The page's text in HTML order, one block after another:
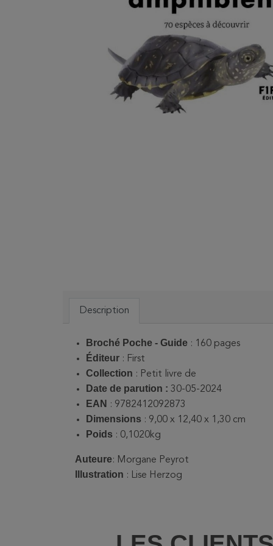
Description
Broché Poche - Guide : 160 pages
Éditeur : First
Collection : Petit livre de
Date de parution : 30-05-2024
EAN : 9782412092873
Dimensions : 9,00 x 12,40 x 1,30 cm
Poids : 0,1020kg
Auteure: Morgane Peyrot
Illustration : Lise Herzog